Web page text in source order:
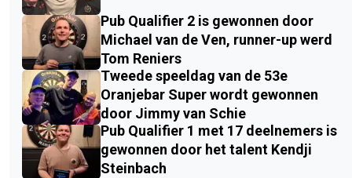
Pub Qualifier 2 is gewonnen door
Michael van de Ven, runner-up werd
Tom Reniers
Tweede speeldag van de 53e
Oranjebar Super wordt gewonnen
door Jimmy van Schie
Pub Qualifier 1 met 17 deelnemers is
gewonnen door het talent Kendji
Steinbach